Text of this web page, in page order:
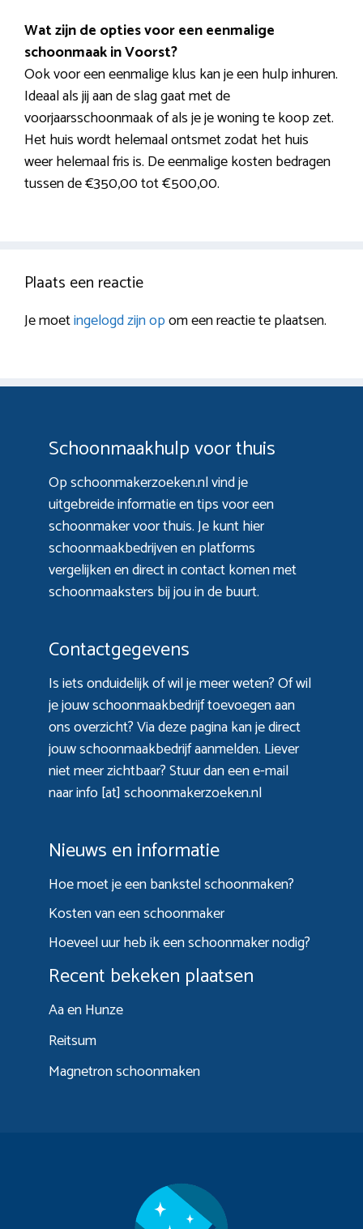
Wat zijn de opties voor een eenmalige
schoonmaak in Voorst?
Ook voor een eenmalige klus kan je een hulp inhuren.
Ideaal als jij aan de slag gaat met de
voorjaarsschoonmaak of als je je woning te koop zet.
Het huis wordt helemaal ontsmet zodat het huis
weer helemaal fris is. De eenmalige kosten bedragen
tussen de €350,00 tot €500,00.
Plaats een reactie
Je moetingelogd zijn opom een reactie te plaatsen.
Schoonmaakhulp voor thuis
Op schoonmakerzoeken.nl vind je
uitgebreide informatie en tips voor een
schoonmaker voor thuis. Je kunt hier
schoonmaakbedrijven en platforms
vergelijken en direct in contact komen met
schoonmaaksters bij jou in de buurt.
Contactgegevens
Is iets onduidelijk of wil je meer weten? Of wil
je jouw schoonmaakbedrijf toevoegen aan
ons overzicht? Viadeze paginakan je direct
jouw schoonmaakbedrijf aanmelden. Liever
niet meer zichtbaar? Stuur dan een e-mail
naar info [at] schoonmakerzoeken.nl
Nieuws en informatie
Hoe moet je een bankstel schoonmaken?
Kosten van een schoonmaker
Hoeveel uur heb ik een schoonmaker nodig?
Recent bekeken plaatsen
Aa en Hunze
Reitsum
Magnetron schoonmaken